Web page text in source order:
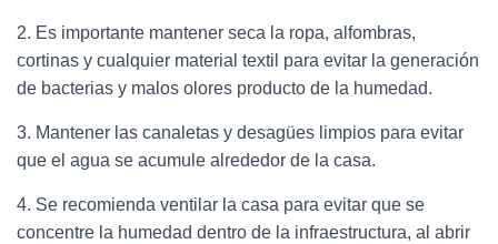
2. Es importante mantener seca la ropa, alfombras,
cortinas y cualquier material textil para evitar la generación
de bacterias y malos olores producto de la humedad.
3. Mantener las canaletas y desagües limpios para evitar
que el agua se acumule alrededor de la casa.
4. Se recomienda ventilar la casa para evitar que se
concentre la humedad dentro de la infraestructura, al abrir